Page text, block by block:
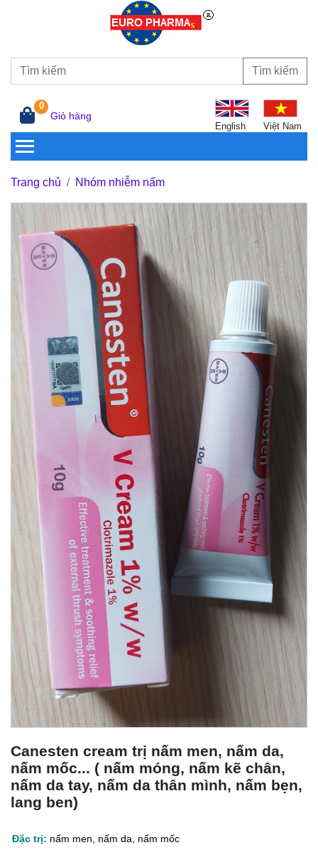
Tìm kiếm
0
Giỏ hàng
English Việt Nam
Trang chủ Nhóm nhiễm nấm
Canesten cream trị nấm men, nấm da,
nấm mốc... ( nấm móng, nấm kẽ chân,
nấm da tay, nấm da thân mình, nấm bẹn,
lang ben)
Đặc trị: nấm men, nấm da, nấm mốc